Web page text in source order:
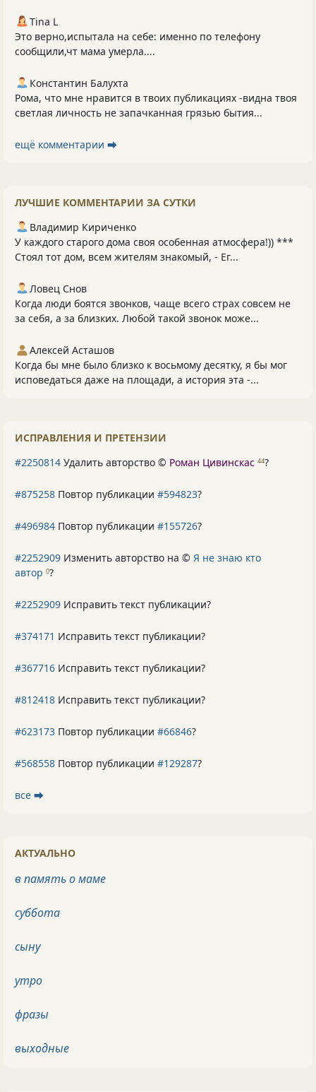
Tina L
Это верно,испытала на себе: именно по телефону
сообщили,чт мама умерла....
Константин Балухта
Рома, что мне нравится в твоих публикациях -видна твоя
светлая личность не запачканная грязью бытия...
ещё комментарии ⮕
ЛУЧШИЕ КОММЕНТАРИИ ЗА СУТКИ
Владимир Кириченко
У каждого старого дома своя особенная атмосфера!)) ***
Стоял тот дом, всем жителям знакомый, - Ег...
Ловец Снов
Когда люди боятся звонков, чаще всего страх совсем не
за себя, а за близких. Любой такой звонок може...
Алексей Асташов
Когда бы мне было близко к восьмому десятку, я бы мог
исповедаться даже на площади, а история эта -...
ИСПРАВЛЕНИЯ И ПРЕТЕНЗИИ
#2250814 Удалить авторство © Роман Цивинскас 44?
#875258 Повтор публикации #594823?
#496984 Повтор публикации #155726?
#2252909 Изменить авторство на © Я не знаю кто
автор 0?
#2252909 Исправить текст публикации?
#374171 Исправить текст публикации?
#367716 Исправить текст публикации?
#812418 Исправить текст публикации?
#623173 Повтор публикации #66846?
#568558 Повтор публикации #129287?
все ⮕
АКТУАЛЬНО
в память о маме
суббота
сыну
утро
фразы
выходные